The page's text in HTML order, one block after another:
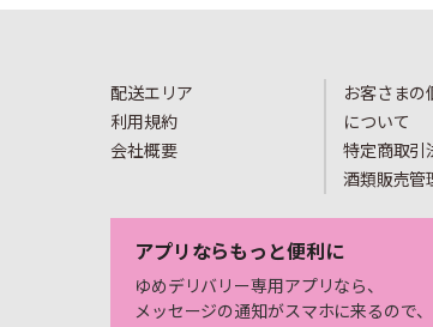
配送エリア
利用規約
会社概要
お客さまの
について
特定商取引
酒類販売管
アプリならもっと便利に
ゆめデリバリー専用アプリなら、
メッセージの通知がスマホに来るので、